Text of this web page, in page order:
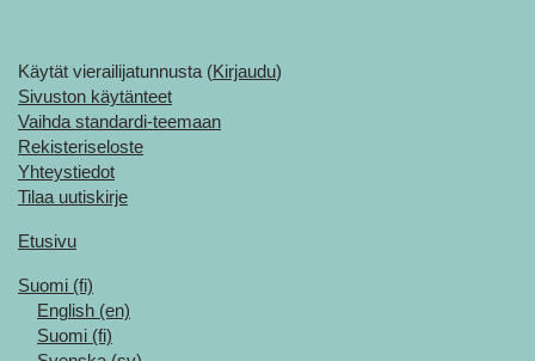
Käytät vierailijatunnusta (Kirjaudu)
Sivuston käytänteet
Vaihda standardi-teemaan
Rekisteriseloste
Yhteystiedot
Tilaa uutiskirje
Etusivu
Suomi ‎(fi)‎
English ‎(en)‎
Suomi ‎(fi)‎